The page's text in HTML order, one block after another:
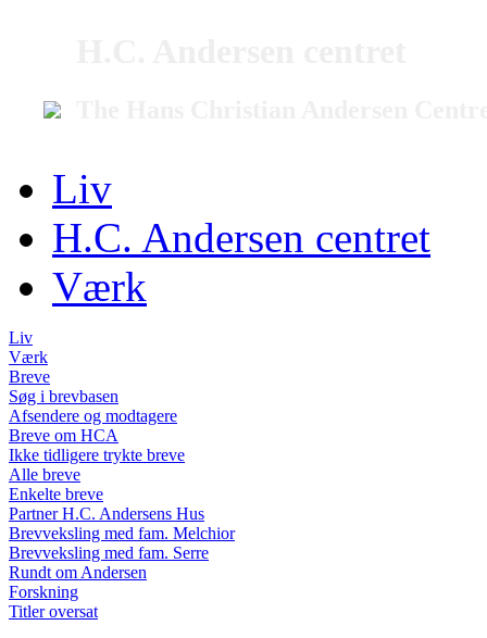
Liv
H.C. Andersen centret
Værk
Liv
Værk
Breve
Søg i brevbasen
Afsendere og modtagere
Breve om HCA
Ikke tidligere trykte breve
Alle breve
Enkelte breve
Partner H.C. Andersens Hus
Brevveksling med fam. Melchior
Brevveksling med fam. Serre
Rundt om Andersen
Forskning
Titler oversat